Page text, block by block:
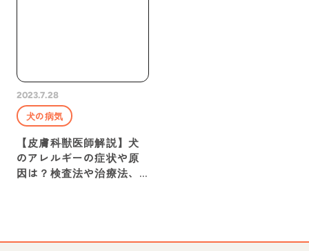
2023.7.28
犬の病気
【皮膚科獣医師解説】犬
のアレルギーの症状や原
因は？検査法や治療法、